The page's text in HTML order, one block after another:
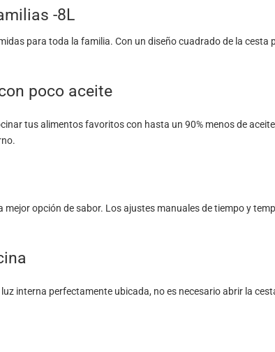
-8L
para toda la familia. Con un diseño cuadrado de la cesta
poco aceite
tus alimentos favoritos con hasta un 90% menos de
opción de sabor. Los ajustes manuales de tiempo y
interna perfectamente ubicada, no es necesario abrir la